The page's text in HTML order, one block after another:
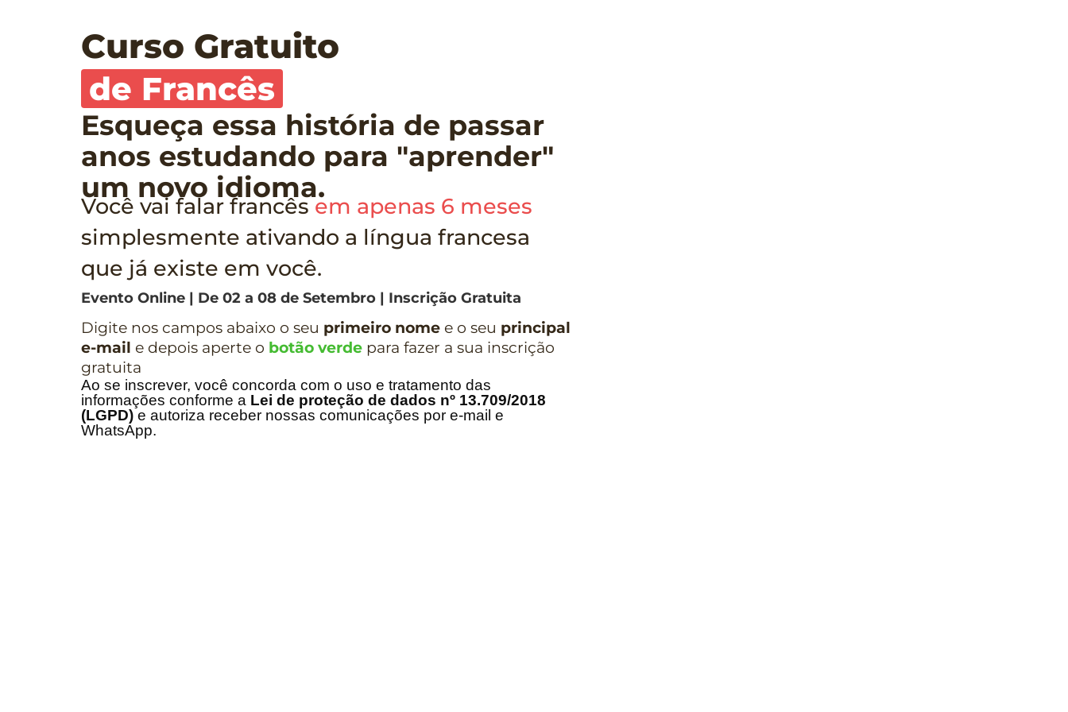
Curso Gratuito
de Francês
Esqueça essa história de passar
anos estudando para "aprender"
um novo idioma.
Você vai falar francêsem apenas 6 meses
simplesmente ativando a língua francesa
que já existe em você.
Evento Online | De 02 a 08 de Setembro | Inscrição Gratuita
Digite nos campos abaixo o seu primeiro nome e o seu principal
e-mail e depois aperte o botão verde para fazer a sua inscrição
gratuita
Ao se inscrever, você concorda com o uso e tratamento das
informações conforme a Lei de proteção de dados nº 13.709/2018
(LGPD) e autoriza receber nossas comunicações por e-mail e
WhatsApp.